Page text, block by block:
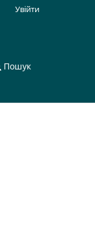
Пошук
Увійти